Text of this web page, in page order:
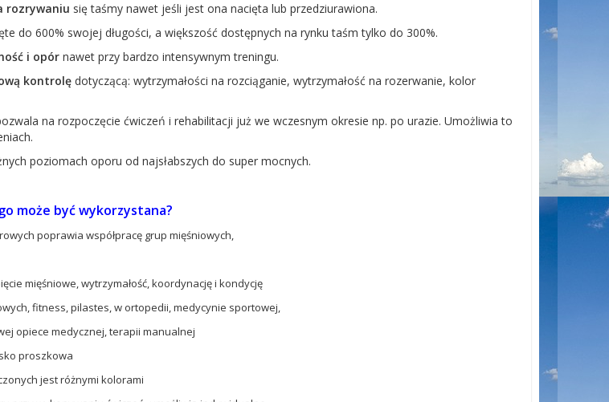
rozrywaniu się taśmy nawet jeśli jest ona nacięta lub przedziurawiona.
do 600% swojej długości, a większość dostępnych na rynku taśm tylko do 300%.
i opór nawet przy bardzo intensywnym treningu.
kontrolędotyczącą: wytrzymałości na rozciąganie, wytrzymałość na rozerwanie, kolor
na rozpoczęcie ćwiczeń i rehabilitacji już we wczesnym okresie np. po urazie. Umożliwia to
poziomach oporu od najsłabszych do super mocnych.
może być wykorzystana?
poprawia współpracę grup mięśniowych,
mięśniowe, wytrzymałość, koordynację i kondycję
fitness, pilastes, w ortopedii, medycynie sportowej,
opiece medycznej, terapii manualnej
proszkowa
jest różnymi kolorami